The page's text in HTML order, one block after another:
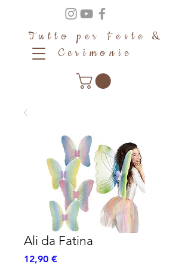
Tutto per Feste &
Cerimonie
Ali da Fatina
12,90 €Prezzo